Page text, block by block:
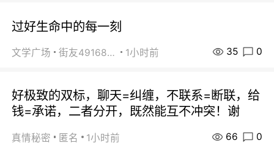
过好生命中的每一刻
文学广场 街友49168527 1小时前 35 0
好极致的双标，聊天=纠缠，不联系=断联，给
钱=承诺，二者分开，既然能互不冲突！谢
真情秘密 匿名 1小时前 66 0